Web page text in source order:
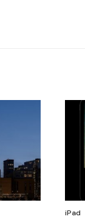
iPad